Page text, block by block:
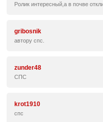
Ролик интересный,а в почве
gribosnik
автору спс.
zunder48
СПС
krot1910
спс